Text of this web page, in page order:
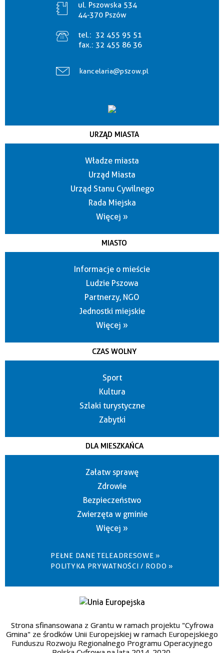
ul. Pszowska 534
44-370 Pszów
tel.: 32 455 95 51
fax.: 32 455 86 36
kancelaria@pszow.pl
URZĄD MIASTA
Władze miasta
Urząd Miasta
Urząd Stanu Cywilnego
Rada Miejska
Więcej »
MIASTO
Informacje o mieście
Ludzie Pszowa
Partnerzy, NGO
Jednostki miejskie
Więcej »
CZAS WOLNY
Sport
Kultura
Szlaki turystyczne
Zabytki
DLA MIESZKAŃCA
Załatw sprawę
Zdrowie
Bezpieczeństwo
Zwierzęta w gminie
Więcej »
PEŁNE DANE TELEADRESOWE »
POLITYKA PRYWATNOŚCI / RODO »
Strona sfinansowana z Grantu w ramach projektu "Cyfrowa
Gmina" ze środków Unii Europejskiej w ramach Europejskiego
Funduszu Rozwoju Regionalnego Programu Operacyjnego